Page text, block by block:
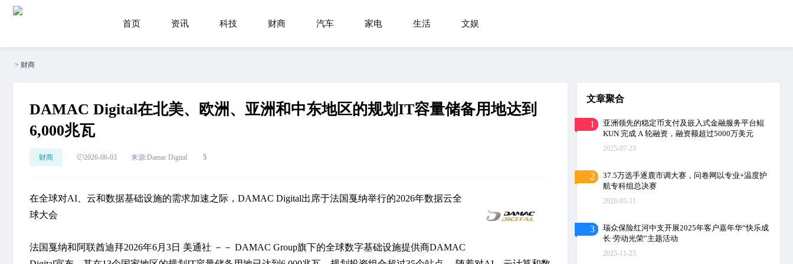
首页 资讯 科技 财商 汽车 家电 生活 文娱
> 财商
DAMAC Digital在北美、欧洲、亚洲和中东地区的规划IT容量储备用地达到
6,000兆瓦
财商 2026-06-03 来源:Damac Digital 5
在全球对AI、云和数据基础设施的需求加速之际，DAMAC Digital出席于法国戛纳举行的2026年数据云全
球大会
法国戛纳和阿联酋迪拜2026年6月3日 美通社 －－ DAMAC Group旗下的全球数字基础设施提供商DAMAC
文章聚合
1
亚洲领先的稳定币支付及嵌入式金融服务平台鲲
KUN 完成 A 轮融资，融资额超过5000万美元
2025-07-23
2
37.5万选手逐鹿市调大赛，问卷网以专业+温度护
航专科组总决赛
2026-05-11
3
瑞众保险红河中支开展2025年客户嘉年华“快乐成
长·劳动光荣”主题活动
2025-11-25